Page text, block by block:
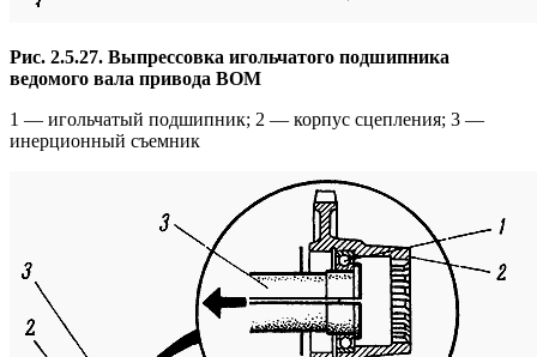
Рис. 2.5.27. Выпрессовка игольчатого подшипника
ведомого вала привода ВОМ
1 — игольчатый подшипник; 2 — корпус сцепления; 3 —
инерционный съемник